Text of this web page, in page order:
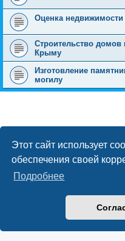
Этот сайт использует
обеспечения своей
Подробнее
Оценка
Строительство домов
Крыму
Изготовление
могилу
Сейчас этот форум просматривают:
Форум «Весь Крым»
Создано на основе